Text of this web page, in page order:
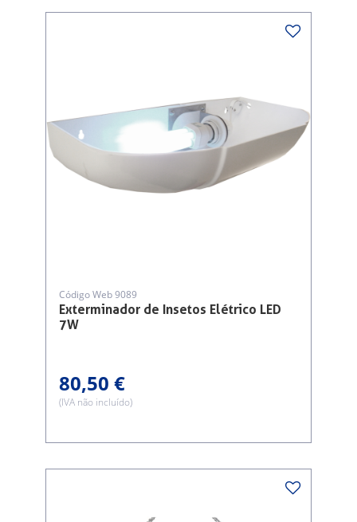
Exterminador de Insetos Elétrico LED
7W
Código Web 9089
80,50 €
(IVA não incluído)